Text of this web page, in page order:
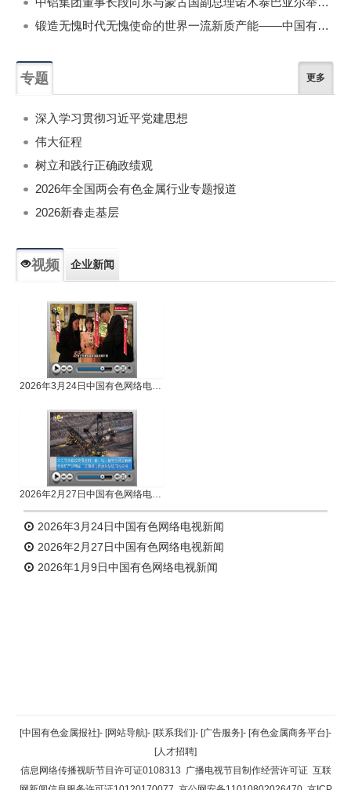
锻造无愧时代无愧使命的世界一流新质产能——中国有色金属工业的战略应对与破局之道（二）
专题 更多
深入学习贯彻习近平党建思想
伟大征程
树立和践行正确政绩观
2026年全国两会有色金属行业专题报道
2026新春走基层
视频 企业新闻
2026年3月24日中国有色网络电视新闻
2026年2月27日中国有色网络电视新闻
2026年3月24日中国有色网络电视新闻
2026年2月27日中国有色网络电视新闻
2026年1月9日中国有色网络电视新闻
返回顶部
返回首页
[中国有色金属报社]- [网站导航]- [联系我们]- [广告服务]- [有色金属商务平台]-
[人才招聘]
信息网络传播视听节目许可证0108313 广播电视节目制作经营许可证 互联